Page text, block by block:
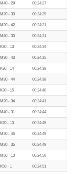
M40 - 29 00:24:27
M20 - 33 00:24:29
M30 - 42 00:24:31
M40 - 30 00:24:31
K30 - 13 00:24:34
M30 - 43 00:24:35
K30 - 14 00:24:38
M30 - 44 00:24:38
K30 - 15 00:24:40
M20 - 34 00:24:41
M40 - 31 00:24:44
K20 - 13 00:24:45
M30 - 45 00:24:49
M20 - 35 00:24:49
M50 - 10 00:24:50
K50 - 1 00:24:51